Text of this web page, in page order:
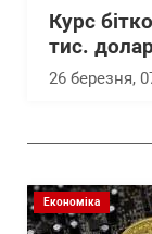
Курс
тис.
26 березня,
Економіка